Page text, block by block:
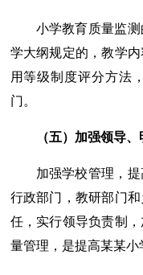
小学教育质量监
学大纲规定的，教学
用等级制度评分方法
门。
（五）加强领导
加强学校管理，
行政部门，教研部门
任，实行领导负责制
量管理，是提高某某小